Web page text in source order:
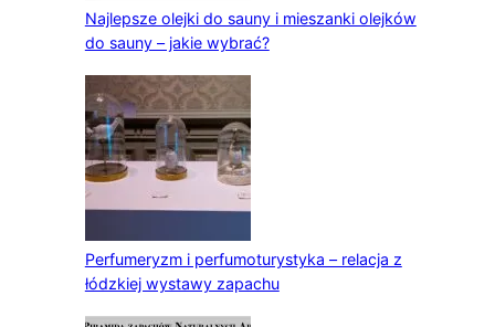
Najlepsze olejki do sauny i mieszanki olejków
do sauny – jakie wybrać?
Perfumeryzm i perfumoturystyka – relacja z
łódzkiej wystawy zapachu